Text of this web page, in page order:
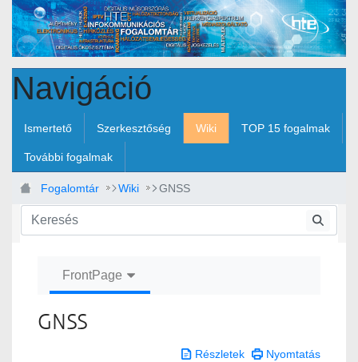
Ugrás a fő tartalomhoz
Navigáció
Ismertető Szerkesztőség Wiki TOP 15 fogalmak
További fogalmak
Fogalomtár Wiki GNSS
FrontPage
GNSS
Részletek Nyomtatás